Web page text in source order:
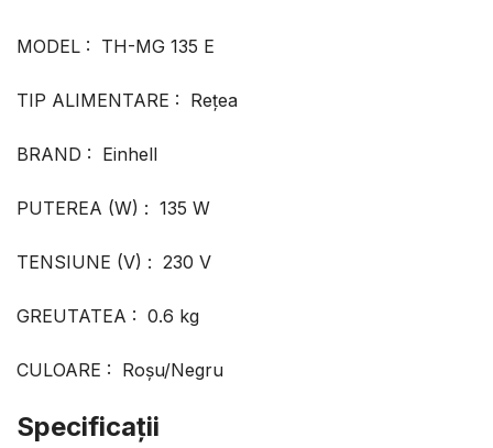
MODEL : TH-MG 135 E
TIP ALIMENTARE : Rețea
BRAND : Einhell
PUTEREA (W) : 135 W
TENSIUNE (V) : 230 V
GREUTATEA : 0.6 kg
CULOARE : Roșu/Negru
Specificaţii